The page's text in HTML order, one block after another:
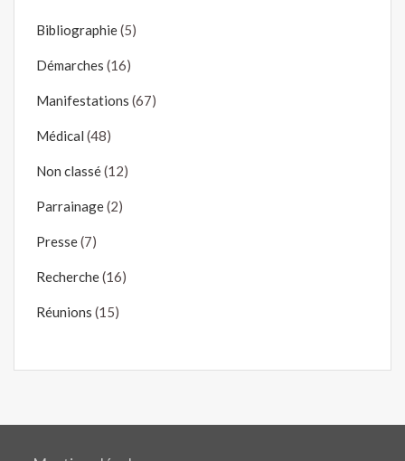
Bibliographie(5)
Démarches (16)
Manifestations (67)
Médical (48)
Non classé(12)
Parrainage(2)
Presse(7)
Recherche(16)
Réunions (15)